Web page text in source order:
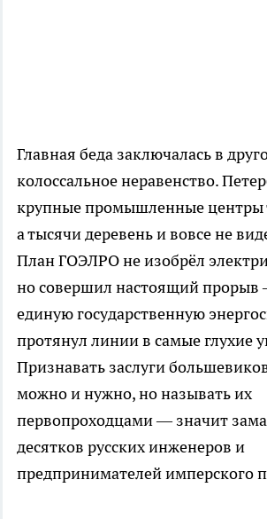
Главная беда заключалась в
колоссальное неравенство.
крупные промышленные центры
а тысячи деревень и вовсе не
План ГОЭЛРО не изобрёл
но совершил настоящий прорыв
единую государственную
протянул линии в самые глухие
Признавать заслуги
можно и нужно, но называть их
первопроходцами — значит
десятков русских инженеров и
предпринимателей имперского